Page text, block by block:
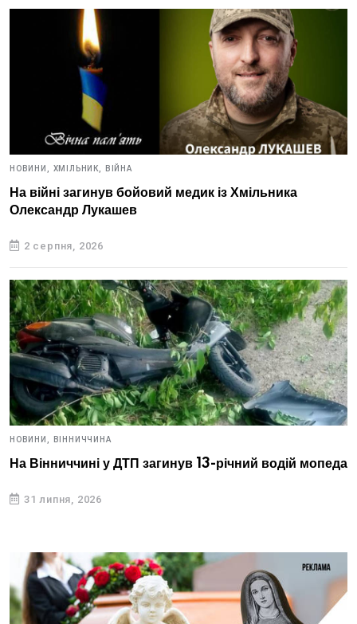
НОВИНИ, ХМІЛЬНИК, ВІЙНА
На війні загинув бойовий медик із Хмільника
Олександр Лукашев
2 серпня, 2026
НОВИНИ, ВІННИЧЧИНА
На Вінниччині у ДТП загинув 13-річний водій мопеда
31 липня, 2026